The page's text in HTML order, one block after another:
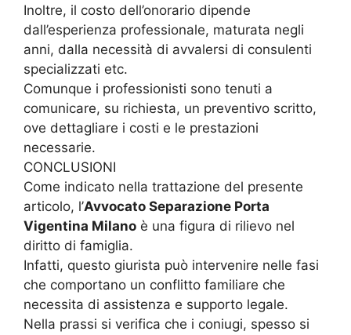
Inoltre, il costo dell’onorario dipende
dall’esperienza professionale, maturata negli
anni, dalla necessità di avvalersi di consulenti
specializzati etc.
Comunque i professionisti sono tenuti a
comunicare, su richiesta, un preventivo scritto,
ove dettagliare i costi e le prestazioni
necessarie.
CONCLUSIONI
Come indicato nella trattazione del presente
articolo, l’Avvocato Separazione Porta
Vigentina Milano è una figura di rilievo nel
diritto di famiglia.
Infatti, questo giurista può intervenire nelle fasi
che comportano un conflitto familiare che
necessita di assistenza e supporto legale.
Nella prassi si verifica che i coniugi, spesso si